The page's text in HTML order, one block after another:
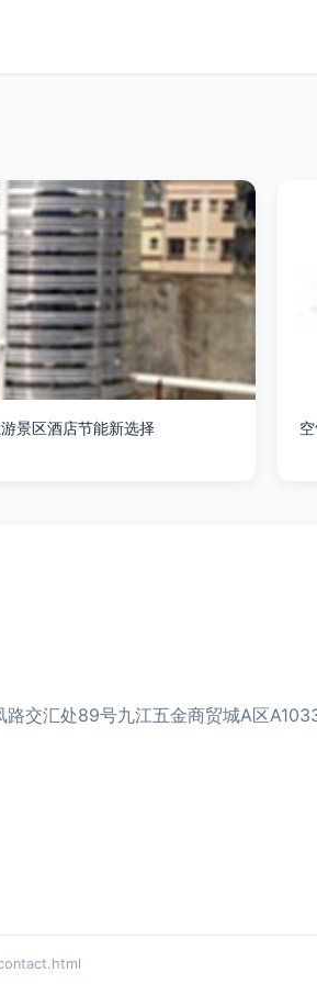
景区酒店节能新选择
交汇处89号九江五金商贸城A区